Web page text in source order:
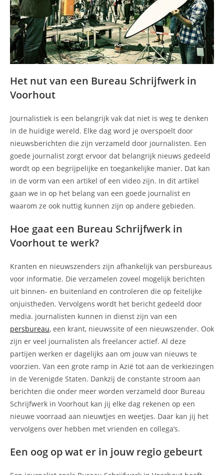
Het nut van een Bureau Schrijfwerk in
Voorhout
Journalistiek is een belangrijk vak dat niet is weg te denken
in de huidige wereld. Elke dag word je overspoelt door
nieuwsberichten die zijn verzameld door journalisten. Een
goede journalist zorgt ervoor dat belangrijk nieuws gedeeld
wordt op een begrijpelijke en toegankelijke manier. Dat kan
in de vorm van een artikel of een video zijn. In dit artikel
gaan we in op het belang van een goede journalist en
waarom ze ook nuttig kunnen zijn op andere gebieden.
Hoe gaat een Bureau Schrijfwerk in
Voorhout te werk?
Kranten en nieuwszenders zijn afhankelijk van persbureaus
voor informatie. Die verzamelen zoveel mogelijk berichten
uit binnen- en buitenland en controleren die op feitelijke
onjuistheden. Vervolgens wordt het bericht gedeeld door
media. journalisten kunnen in dienst zijn van een
persbureau, een krant, nieuwssite of een nieuwszender. Ook
zijn er veel journalisten als freelancer actief. Al deze
partijen werken er dagelijks aan om jouw van nieuws te
voorzien. Van een grote ramp in Azië tot aan de verkiezingen
in de Verenigde Staten. Dankzij de constante stroom aan
berichten die onder meer worden verzameld door Bureau
Schrijfwerk in Voorhout kan jij elke dag rekenen op een
nieuwe voorraad aan nieuwtjes en weetjes. Daar kan jij het
vervolgens over hebben met vrienden en collega’s.
Een oog op wat er in jouw regio gebeurt